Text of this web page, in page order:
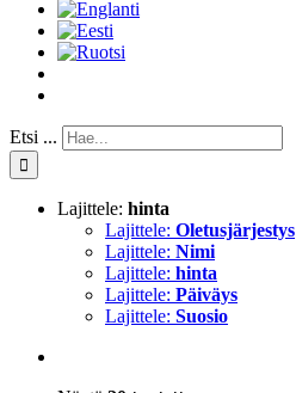
Etsi ...
Lajittele: hinta
Lajittele: Oletusjärjestys
Lajittele: Nimi
Lajittele: hinta
Lajittele: Päiväys
Lajittele: Suosio